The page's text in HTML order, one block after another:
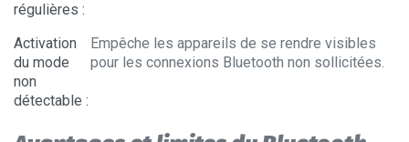
régulières :
Activation
du mode
non
détectable :
Empêche les appareils de se rendre visibles
pour les connexions Bluetooth non sollicitées.